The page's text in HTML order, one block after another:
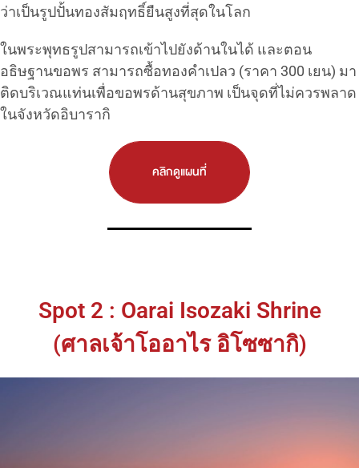
ว่าเป็นรูปปั้นทองสัมฤทธิ์ยืนสูงที่สุดในโลก
ในพระพุทธรูปสามารถเข้าไปยังด้านในได้ และตอน
อธิษฐานขอพร สามารถซื้อทองคำเปลว (ราคา 300 เยน) มา
ติดบริเวณแท่นเพื่อขอพรด้านสุขภาพ เป็นจุดที่ไม่ควรพลาด
ในจังหวัดอิบารากิ
คลิกดูแผนที่
Spot 2 : Oarai Isozaki Shrine
(ศาลเจ้าโออาไร อิโซซากิ)